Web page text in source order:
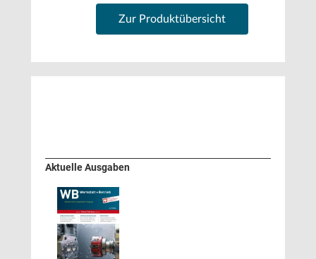
Zur Produktübersicht
Aktuelle Ausgaben